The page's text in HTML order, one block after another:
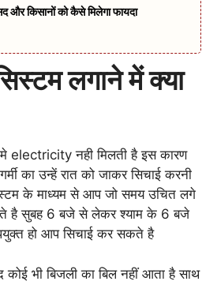
और किसानों को कैसे मिलेगा फायदा
लगाने में क्या
electricity नही मिलती है इस कारण
का उन्हें रात को जाकर सिचाई करनी
के माध्यम से आप जो समय उचित लगे
है सुबह 6 बजे से लेकर श्याम के 6 बजे
हो आप सिचाई कर सकते है
भी बिजली का बिल नहीं आता है साथ